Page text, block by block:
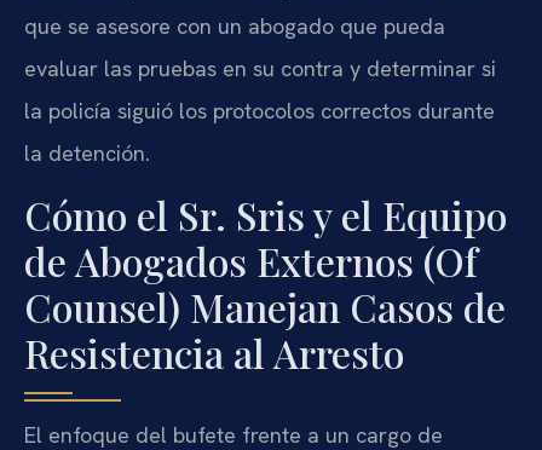
que se asesore con un abogado que pueda
evaluar las pruebas en su contra y determinar si
la policía siguió los protocolos correctos durante
la detención.
Cómo el Sr. Sris y el Equipo
de Abogados Externos (Of
Counsel) Manejan Casos de
Resistencia al Arresto
El enfoque del bufete frente a un cargo de